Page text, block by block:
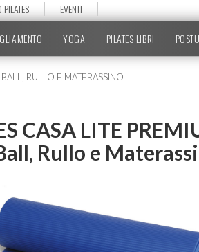
EVENTI
YOGA PILATES LIBRI
RULLO E MATERASSINO
CASA LITE
Rullo e